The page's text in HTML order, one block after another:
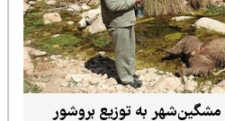
به توزیع بروشور